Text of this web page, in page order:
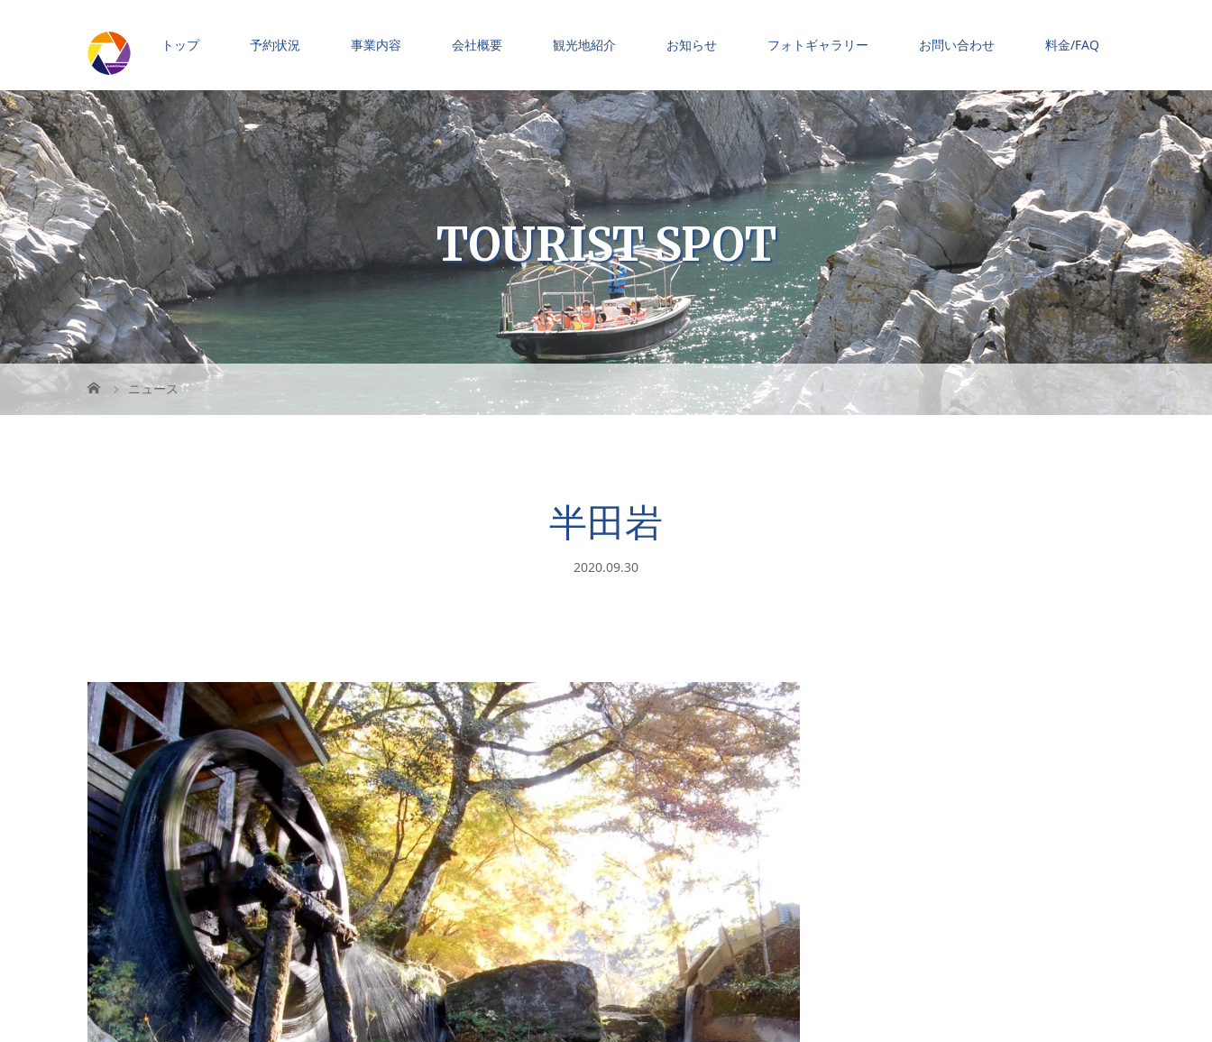
トップ 予約状況 事業内容 会社概要 観光地紹介 お知らせ フォトギャラリー お問い合わせ 料金/FAQ
TOURIST SPOT
ニュース
半田岩
2020.09.30